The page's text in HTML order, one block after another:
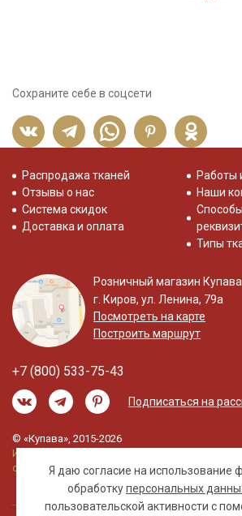
Сохраните себе в соцсети
Я даю согласие на использование
обработкуперсональных
пользовательской активности с
Распродажа тканей
Отзывы о нас
Система скидок
Доставка и оплата
Работы
Наши
Типы
Розничный магазин Купава
г. Киров, ул. Ленина, 79а
Посмотреть на карте
Построить маршрут
+7 (800) 533-75-43
Подписаться на
© «Купава», 2015-2026
Информация на сайте не является публичной
офертой.